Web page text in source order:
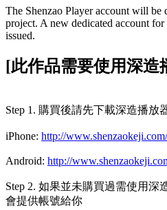
The Shenzao Player account will
project. A new dedicated account
issued.
[此作品需要使用深造
Step 1. 購買後請先下載深造播放
iPhone: http://
Android: http://
Step 2. 如果並未購買過需使用深
會提供帳號給你